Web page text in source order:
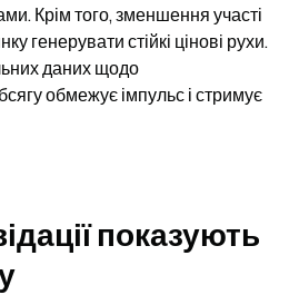
Крім того, зменшення участі
генерувати стійкі цінові рухи.
даних щодо
обмежує імпульс і стримує
показують